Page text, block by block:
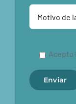
Acepto